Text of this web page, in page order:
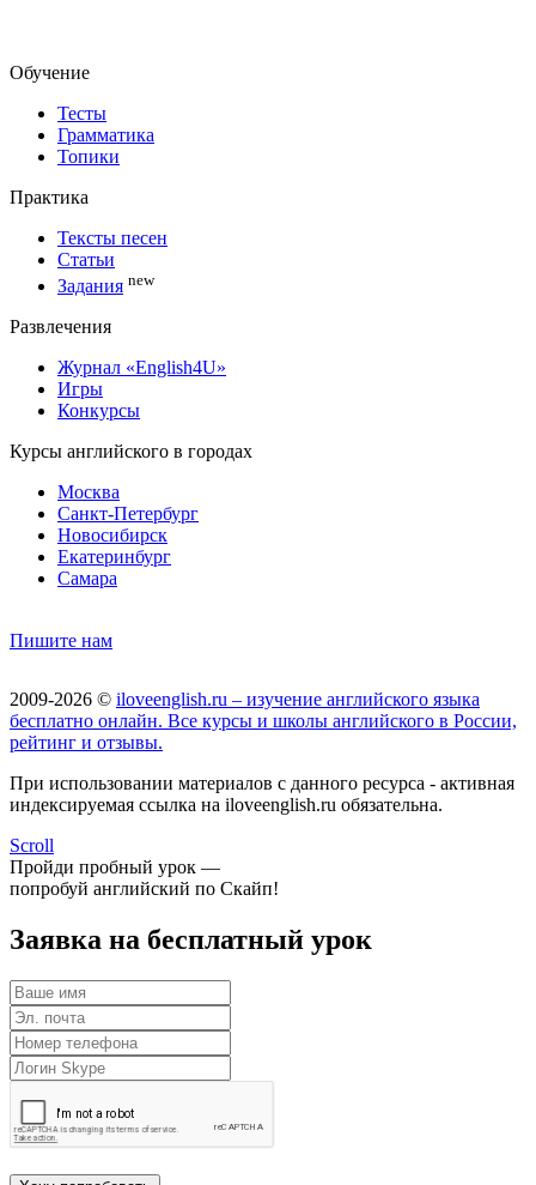
Обучение
Тесты
Грамматика
Топики
Практика
Тексты песен
Статьи
Задания new
Развлечения
Журнал «English4U»
Игры
Конкурсы
Курсы английского в городах
Москва
Санкт-Петербург
Новосибирск
Екатеринбург
Самара
Пишите нам
2009-2026 © iloveenglish.ru – изучение английского языка
бесплатно онлайн. Все курсы и школы английского в России,
рейтинг и отзывы.
При использовании материалов с данного ресурса - активная
индексируемая ссылка на iloveenglish.ru обязательна.
Scroll
Пройди пробный урок —
попробуй английский по Скайп!
Заявка на бесплатный урок